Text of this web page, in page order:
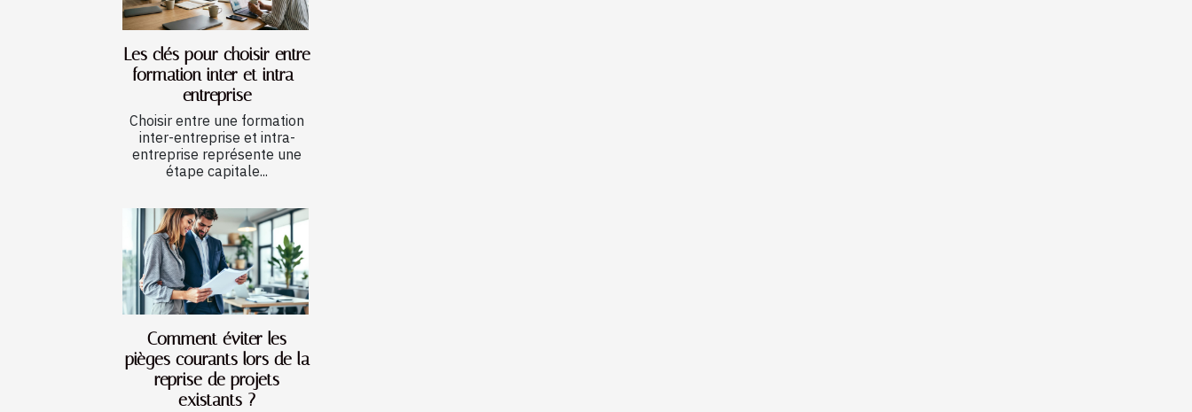
Les clés pour choisir entre
formation inter et intra-
entreprise
Choisir entre une formation
inter-entreprise et intra-
entreprise représente une
étape capitale...
Comment éviter les
pièges courants lors de la
reprise de projets
existants ?